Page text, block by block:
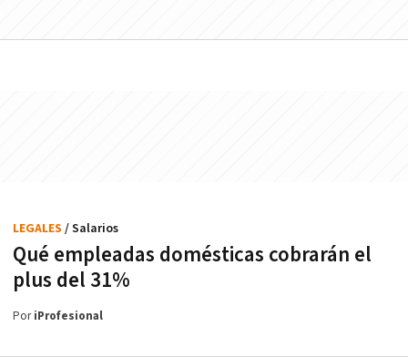
Qué empleadas domésticas cobrarán el
plus del 31%
LEGALES / Salarios
PoriProfesional